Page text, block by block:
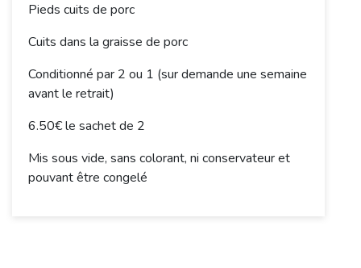
Pieds cuits de porc
Cuits dans la graisse de porc
Conditionné par 2 ou 1 (sur demande une semaine
avant le retrait)
6.50€ le sachet de 2
Mis sous vide, sans colorant, ni conservateur et
pouvant être congelé